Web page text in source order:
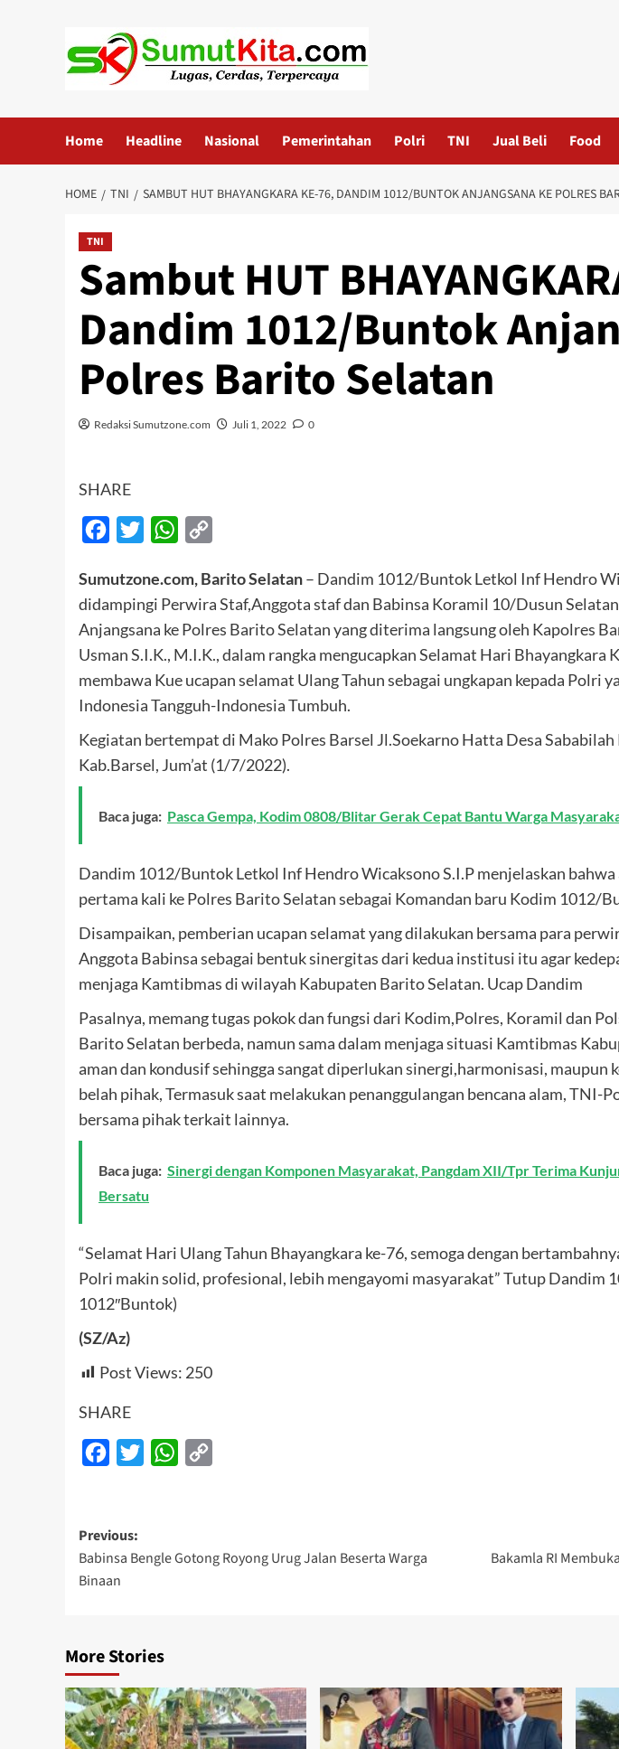
Home Headline Nasional Pemerintahan Polri TNI Jual Beli Food
HOME TNI SAMBUT HUT BHAYANGKARA KE-76, DANDIM 1012/BUNTOK ANJANGSANA KE POLRES
TNI
Sambut HUT
Dandim 1012/Buntok
Polres Barito Selatan
Redaksi Sumutzone.com Juli 1, 2022 0
SHARE
Facebook
Twitter WhatsApp
Sumutzone.com, Barito Selatan– Dandim 1012/Buntok Letkol Inf Hendro
didampingi Perwira Staf,Anggota staf dan Babinsa Koramil 10/Dusun
Anjangsana ke Polres Barito Selatan yang diterima langsung oleh Kapolres
Usman S.I.K., M.I.K., dalam rangka mengucapkan Selamat Hari Bhayangkara
membawa Kue ucapan selamat Ulang Tahun sebagai ungkapan kepada Polri
Indonesia Tangguh-Indonesia Tumbuh.
Kegiatan bertempat di Mako Polres Barsel Jl.Soekarno Hatta Desa Sababilah
Kab.Barsel, Jum’at (1/7/2022).
Baca juga: Pasca Gempa, Kodim 0808/Blitar Gerak Cepat Bantu Warga
Dandim 1012/Buntok Letkol Inf Hendro Wicaksono S.I.P menjelaskan
pertama kali ke Polres Barito Selatan sebagai Komandan baru Kodim 1012/
Disampaikan, pemberian ucapan selamat yang dilakukan bersama para
Anggota Babinsa sebagai bentuk sinergitas dari kedua institusi itu agar
menjaga Kamtibmas di wilayah Kabupaten Barito Selatan. Ucap Dandim
Pasalnya, memang tugas pokok dan fungsi dari Kodim,Polres, Koramil dan
Barito Selatan berbeda, namun sama dalam menjaga situasi Kamtibmas
aman dan kondusif sehingga sangat diperlukan sinergi,harmonisasi, maupun
belah pihak, Termasuk saat melakukan penanggulangan bencana alam, TNI-
bersama pihak terkait lainnya.
Baca juga: Sinergi dengan Komponen Masyarakat, Pangdam XII/Tpr Terima
Bersatu
“Selamat Hari Ulang Tahun Bhayangkara ke-76, semoga dengan
Polri makin solid, profesional, lebih mengayomi masyarakat” Tutup Dandim
1012″Buntok)
(SZ/Az)
Post Views: 250
SHARE
Facebook
Twitter WhatsApp
Post
navigation
Previous:
Babinsa Bengle Gotong Royong Urug Jalan Beserta Warga
Binaan
Bakamla RI
More Stories